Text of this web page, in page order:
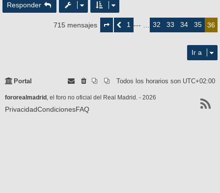
Responder
715 mensajes
Página
deAnterior
1 --- … 32 33 34 35 36
Ir a
Portal Todos los horarios son UTC+02:00
fororealmadrid, el foro no oficial del Real Madrid. - 2026
PrivacidadCondicionesFAQ